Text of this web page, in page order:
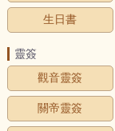
生日書
靈簽
觀音靈簽
關帝靈簽